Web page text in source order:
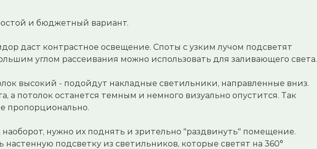
и бюджетный вариант.
даст контрастное освещение. Споты с узким лучом подсветят
углом рассеивания можно использовать для заливающего света.
высокий - подойдут накладные светильники, направленные вниз.
а потолок останется темным и немного визуально опустится. Так
пропорционально.
наоборот, нужно их поднять и зрительно "раздвинуть" помещение.
подсветку из светильников, которые светят на 360°